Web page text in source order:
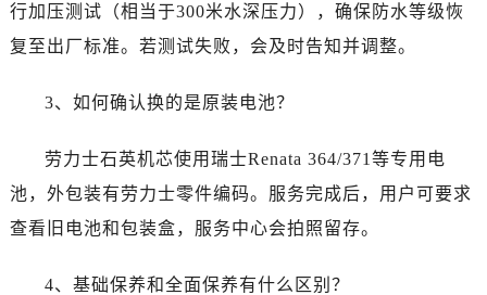
行加压测试（相当于300米水深压力），确保防水等级恢
复至出厂标准。若测试失败，会及时告知并调整。
3、如何确认换的是原装电池？
劳力士石英机芯使用瑞士Renata 364/371等专用电
池，外包装有劳力士零件编码。服务完成后，用户可要求
查看旧电池和包装盒，服务中心会拍照留存。
4、基础保养和全面保养有什么区别？